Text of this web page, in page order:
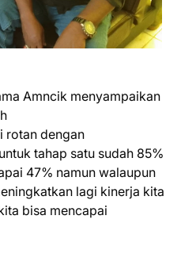
Amncik menyampaikan
rotan dengan
tahap satu sudah 85%
47% namun walaupun
lagi kinerja kita
bisa mencapai